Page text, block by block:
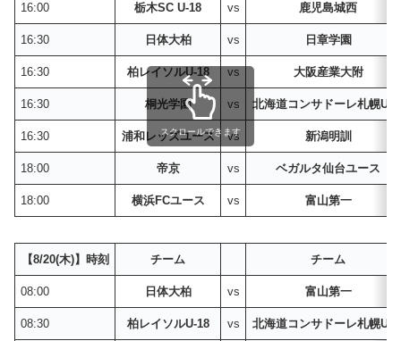
16:00 栃木SC U-18 vs 鹿児島城西
16:30 日体大柏 vs 日章学園
16:30 柏レイソルU-18 vs 大阪産業大附
16:30 桐光学園 vs 北海道コンサドーレ札幌U-
16:30 浦和レッズユース vs 新潟明訓
18:00 帝京 vs ベガルタ仙台ユース
18:00 横浜FCユース vs 富山第一
スクロールできます
【8/20(木)】時刻 チーム チーム
08:00 日体大柏 vs 富山第一
08:30 柏レイソルU-18 vs 北海道コンサドーレ札幌U-